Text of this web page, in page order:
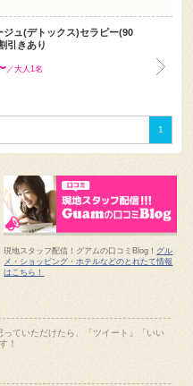
ジュ(デトックス)セラピー(90
きあり
／大人1名
1
現地スタッフ配信！グアムの口コミBlog！ グル
メ・ショッピング・ホテルなどのとれたて情報
はこちら！
ていただけたら、「ツイート」「いい
！